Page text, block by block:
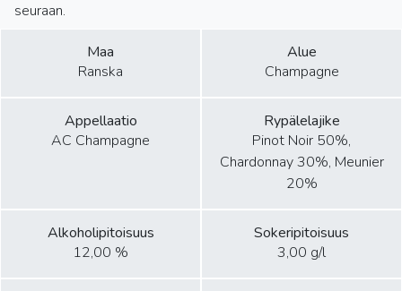
seuraan.
Maa
Ranska
Alue
Champagne
Appellaatio
AC Champagne
Rypälelajike
Pinot Noir 50%,
Chardonnay 30%, Meunier
20%
Alkoholipitoisuus
12,00 %
Sokeripitoisuus
3,00 g/l